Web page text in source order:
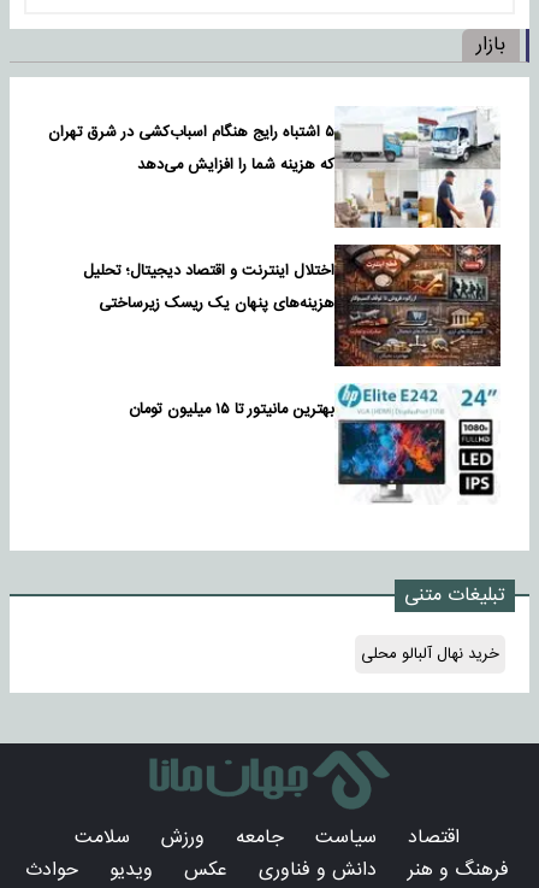
بازار
۵ اشتباه رایج هنگام اسباب‌کشی در شرق تهران
که هزینه شما را افزایش می‌دهد
اختلال اینترنت و اقتصاد دیجیتال؛ تحلیل
هزینه‌های پنهان یک ریسک زیرساختی
بهترین مانیتور تا ۱۵ میلیون تومان
تبلیغات متنی
خرید نهال آلبالو محلی
اقتصاد سیاست جامعه ورزش
سلامت
فرهنگ و هنر
دانش و فناوری عکس ویدیو
حوادث